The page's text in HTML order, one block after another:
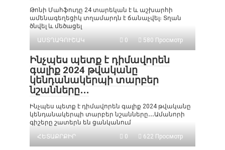
Թոնի Մահֆուդը 24 տարեկան է և աշխարհի
ամենագեղեցիկ տղամարդն է ճանաչվել։ Տղան
ծնվել և մեծացել
ԱՍՏՂԱԳՈՒՇԱԿ
0 580 Просмотр
Ինչպես պետք է դիմավորեն
գալիք 2024 թվականը
կենդանակերպի տարբեր
նշանները․․․
Ինչպես պետք է դիմավորեն գալիք 2024 թվականը
կենդանակերպի տարբեր նշանները․․․Ամանորի
գիշերը շատերն են ցանկանում
ՀԵՏԱՔՐՔԻՐ
0 622 Просмотр